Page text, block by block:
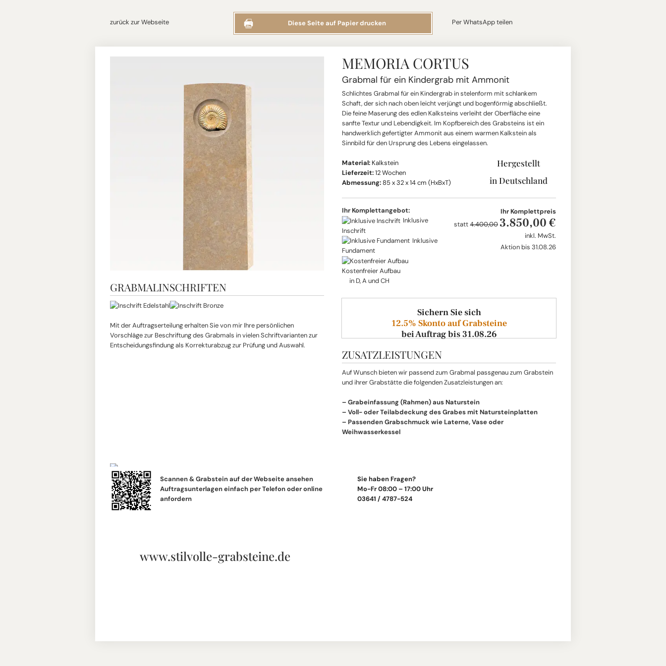
zurück zur Webseite Diese Seite auf Papier drucken Per WhatsApp teilen
GRABMALINSCHRIFTEN
Mit der Auftragserteilung erhalten Sie von mir Ihre persönlichen
Vorschläge zur Beschriftung des Grabmals in vielen Schriftvarianten zur
Entscheidungsfindung als Korrekturabzug zur Prüfung und Auswahl.
MEMORIA CORTUS
Grabmal für ein Kindergrab mit Ammonit
Schlichtes Grabmal für ein Kindergrab in stelenform mit schlankem
Schaft, der sich nach oben leicht verjüngt und bogenförmig abschließt.
Die feine Maserung des edlen Kalksteins verleiht der Oberfläche eine
sanfte Textur und Lebendigkeit. Im Kopfbereich des Grabsteins ist ein
handwerklich gefertigter Ammonit aus einem warmen Kalkstein als
Sinnbild für den Ursprung des Lebens eingelassen.
Material: Kalkstein
Lieferzeit:12 Wochen
Abmessung:85 x 32 x 14 cm (HxBxT)
Hergestellt
in Deutschland
Ihr Komplettangebot:
Inklusive
Inschrift
Inklusive
Fundament
Kostenfreier Aufbau
in D, A und CH
Ihr Komplettpreis
statt4.400,00 3.850,00 €
inkl. MwSt.
Aktion bis 31.08.26
Sichern Sie sich
12.5% Skonto auf Grabsteine
bei Auftrag bis 31.08.26
ZUSATZLEISTUNGEN
Auf Wunsch bieten wir passend zum Grabmal passgenau zum Grabstein
und ihrer Grabstätte die folgenden Zusatzleistungen an:
– Grabeinfassung (Rahmen) aus Naturstein
– Voll- oder Teilabdeckung des Grabes mit Natursteinplatten
– Passenden Grabschmuck wie Laterne, Vase oder
Weihwasserkessel
Scannen & Grabstein auf der Webseite ansehen
Auftragsunterlagen einfach per Telefon oder online
anfordern
www.stilvolle-grabsteine.de
Sie haben Fragen?
Mo-Fr 08:00 – 17:00 Uhr
03641 / 4787-524